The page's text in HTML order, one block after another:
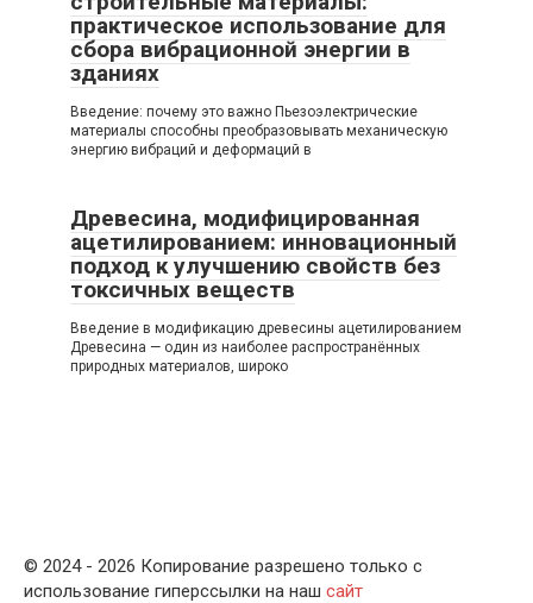
практическое использование для
сбора вибрационной энергии в
зданиях
Введение: почему это важно Пьезоэлектрические
материалы способны преобразовывать механическую
энергию вибраций и деформаций в
Древесина, модифицированная
ацетилированием: инновационный
подход к улучшению свойств без
токсичных веществ
Введение в модификацию древесины ацетилированием
Древесина — один из наиболее распространённых
природных материалов, широко
© 2024 - 2026 Копирование разрешено только с
использование гиперссылки на наш сайт